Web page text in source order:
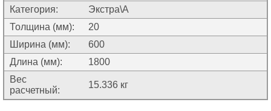
Категория:
Экстра\А
Толщина (мм):
20
Ширина (мм):
600
Длина (мм):
1800
Вес
расчетный:
15.336 кг